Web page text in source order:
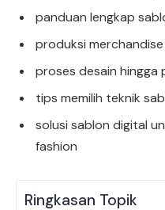
panduan lengkap
produksi
proses desain hingga
tips memilih teknik
solusi sablon digital
fashion
Ringkasan Topik